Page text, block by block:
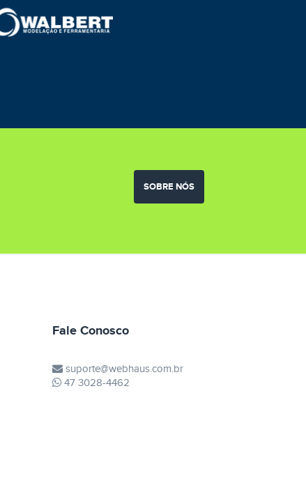
SOBRE NÓS
Fale Conosco
suporte@webhaus.com.br
47 3028-4462